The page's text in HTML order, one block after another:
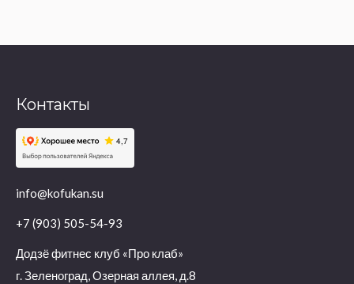
Контакты
info@kofukan.su
+7 (903) 505-54-93
Додзё фитнес клуб «Про клаб»
г. Зеленоград, Озерная аллея, д.8